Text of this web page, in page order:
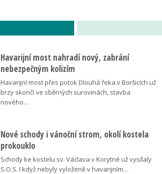
Havarijní most nahradí nový, zabrání
nebezpečným kolizím
Havarijní most přes potok Dlouhá řeka v Boršicích už
brzy skončí ve sběrných surovinách, stavba
nového…
Nové schody i vánoční strom, okolí kostela
prokouklo
Schody ke kostelu sv. Václava v Korytné už vysílaly
S.O.S. I když nebyly vyloženě v havarijním…